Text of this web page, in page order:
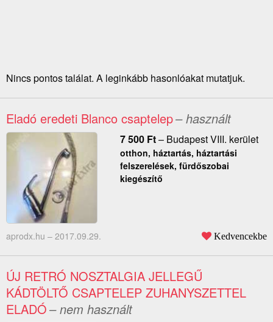
Nincs pontos találat. A leginkább hasonlóakat mutatjuk.
Eladó eredeti Blanco csaptelep– használt
7 500 Ft– Budapest VIII. kerület
otthon, háztartás, háztartási
felszerelések, fürdőszobai
kiegészítő
aprodx.hu – 2017.09.29. Kedvencekbe
ÚJ RETRÓ NOSZTALGIA JELLEGŰ
KÁDTÖLTŐ CSAPTELEP ZUHANYSZETTEL
ELADÓ– nem használt